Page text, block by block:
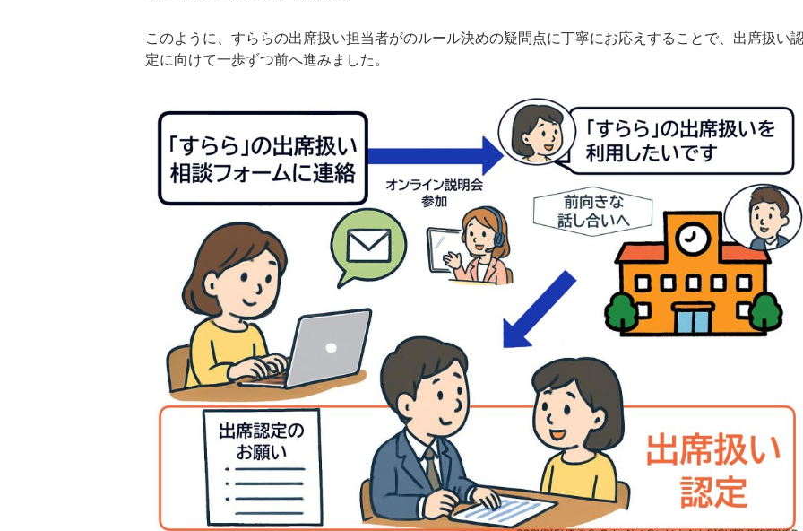
このように、すららの出席扱い担当者がのルール決めの疑問点に丁寧にお応えすることで、出席扱い
定に向けて一歩ずつ前へ進みました。